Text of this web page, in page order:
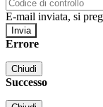
E-mail inviata, si
Errore
Chiudi
Successo